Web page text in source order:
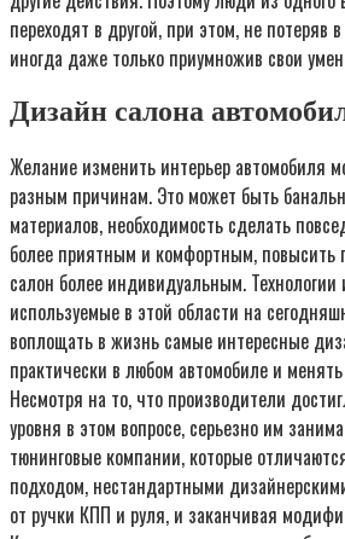
переходят в другой, при этом, не потеряв
иногда даже только приумножив свои
Дизайн салона
Желание изменить интерьер автомобиля
разным причинам. Это может быть
материалов, необходимость сделать
более приятным и комфортным, повысить
салон более индивидуальным.
используемые в этой области на
воплощать в жизнь самые интересные
практически в любом автомобиле и
Несмотря на то, что производители
уровня в этом вопросе, серьезно им
тюнинговые компании, которые
подходом, нестандартными
от ручки КПП и руля, и заканчивая